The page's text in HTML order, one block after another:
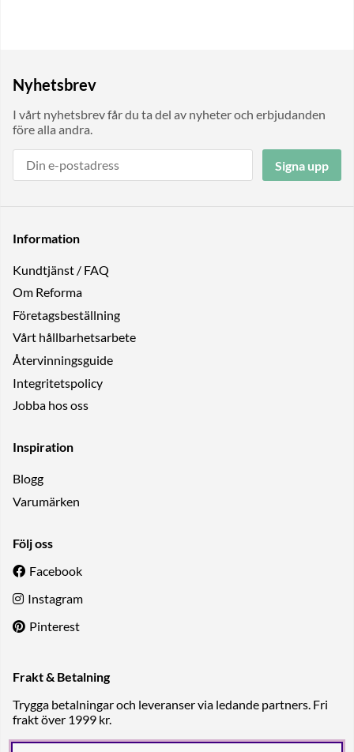
Nyhetsbrev
I vårt nyhetsbrev får du ta del av nyheter och erbjudanden
före alla andra.
Signa upp
Information
Kundtjänst / FAQ
Om Reforma
Företagsbeställning
Vårt hållbarhetsarbete
Återvinningsguide
Integritetspolicy
Jobba hos oss
Inspiration
Blogg
Varumärken
Följ oss
Facebook
Instagram
Pinterest
Frakt & Betalning
Trygga betalningar och leveranser via ledande partners. Fri
frakt över 1999 kr.